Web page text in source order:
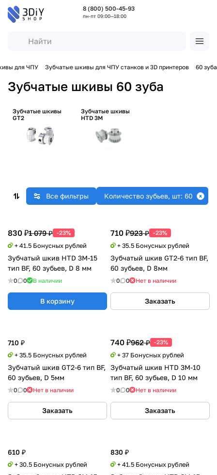
8 (800) 500-45-93
пн-пт 09:00—18:00
для ЧПУ Зубчатые шкивы для ЧПУ станков и 3D принтеров 60 зуба
Зубчатые шкивы 60 зуба
Зубчатые шкивы
GT2
Зубчатые шкивы
HTD 3M
Все фильтры Количество зубьев, шт: 60
830 ₽1 079 ₽ -23%
+ 41.5 Бонусных рублей
Зубчатый шкив HTD 3M-15
тип BF, 60 зубьев, D 8 мм
0 0 В наличии
В корзину
710 ₽923 ₽ -23%
+ 35.5 Бонусных рублей
Зубчатый шкив GT2-6 тип BF,
60 зубьев, D 8мм
0 0 Нет в наличии
Заказать
710 ₽
+ 35.5 Бонусных рублей
Зубчатый шкив GT2-6 тип BF,
60 зубьев, D 5мм
0 0 Нет в наличии
Заказать
740 ₽962 ₽ -23%
+ 37 Бонусных рублей
Зубчатый шкив HTD 3M-10
тип BF, 60 зубьев, D 10 мм
0 0 Нет в наличии
Заказать
610 ₽
+ 30.5 Бонусных рублей
830 ₽
+ 41.5 Бонусных рублей